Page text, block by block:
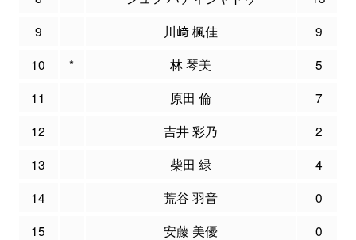
9
川﨑 楓佳 9
10
* 林 琴美 5
11
原田 倫 7
12
吉井 彩乃 2
13
柴田 緑 4
14
荒谷 羽音 0
15
安藤 美優 0